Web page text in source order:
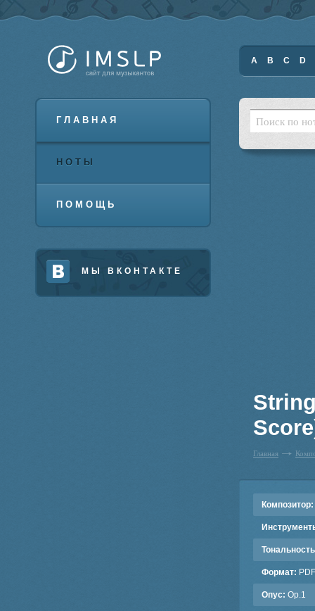
ГЛАВНАЯ
НОТЫ
ПОМОЩЬ
МЫ ВКОНТАКТЕ
A B C D
Главная
Композитор:
Формат: PDF
Опус: Op.1